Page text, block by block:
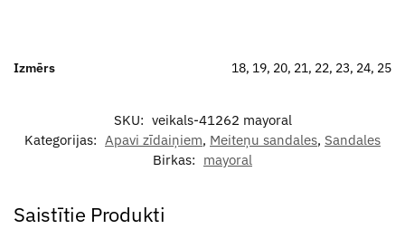
Izmērs 18, 19, 20, 21, 22, 23, 24, 25
SKU: veikals-41262 mayoral
Kategorijas: Apavi zīdaiņiem, Meiteņu sandales, Sandales
Birkas: mayoral
Saistītie Produkti